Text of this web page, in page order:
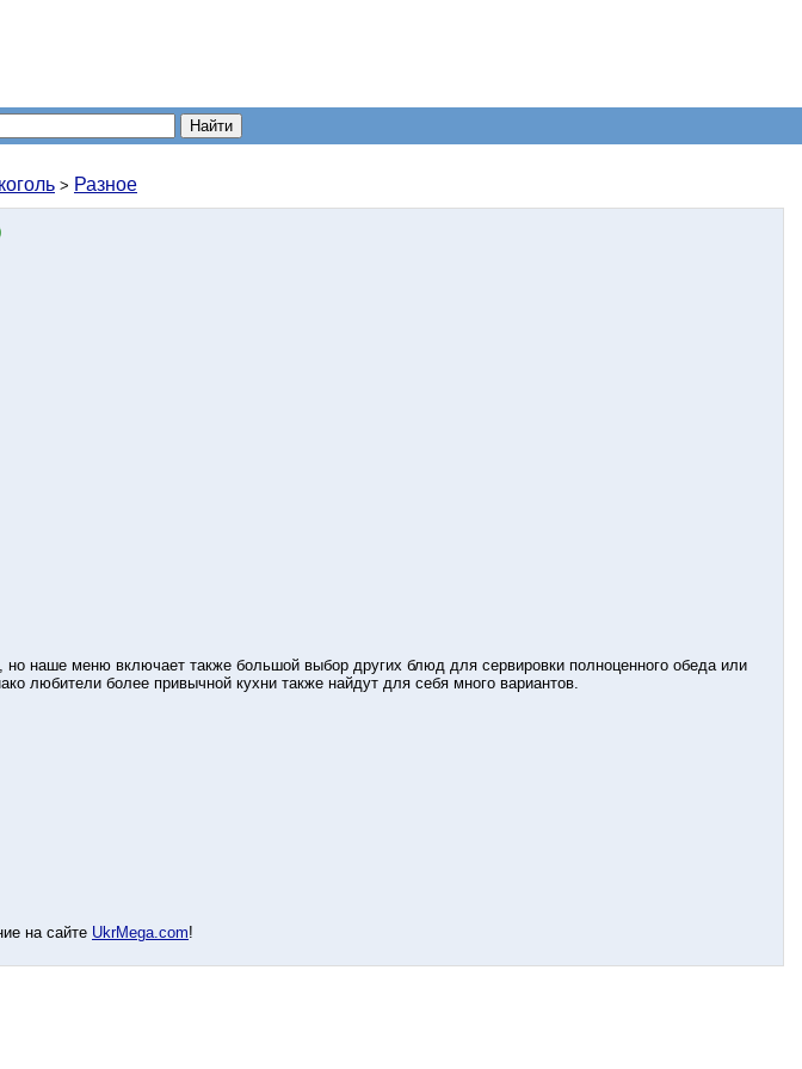
> Разное
наше меню включает также большой выбор других блюд для сервировки полноценного обеда или
любители более привычной кухни также найдут для себя много вариантов.
на сайте UkrMega.com!